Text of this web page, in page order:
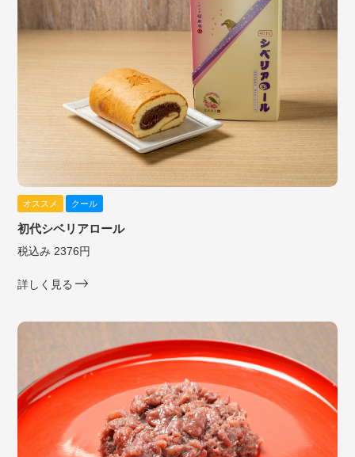
オススメ クール
初代シベリアロール
税込み 2376円
詳しく見る